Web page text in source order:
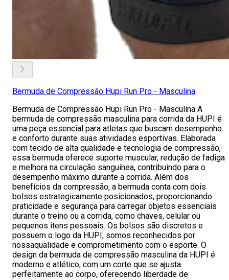
Bermuda de Compressão Hupi Run Pro - Masculina
Bermuda de Compressão Hupi Run Pro - Masculina A
bermuda de compressão masculina para corrida da HUPI é
uma peça essencial para atletas que buscam desempenho
e conforto durante suas atividades esportivas. Elaborada
com tecido de alta qualidade e tecnologia de compressão,
essa bermuda oferece suporte muscular, redução de fadiga
e melhora na circulação sanguínea, contribuindo para o
desempenho máximo durante a corrida. Além dos
benefícios da compressão, a bermuda conta com dois
bolsos estrategicamente posicionados, proporcionando
praticidade e segurança para carregar objetos essenciais
durante o treino ou a corrida, como chaves, celular ou
pequenos itens pessoais. Os bolsos são discretos e
possuem o logo da HUPI, somos reconhecidos por
nossaqualidade e comprometimento com o esporte. O
design da bermuda de compressão masculina da HUPI é
moderno e atlético, com um corte que se ajusta
perfeitamente ao corpo, oferecendo liberdade de